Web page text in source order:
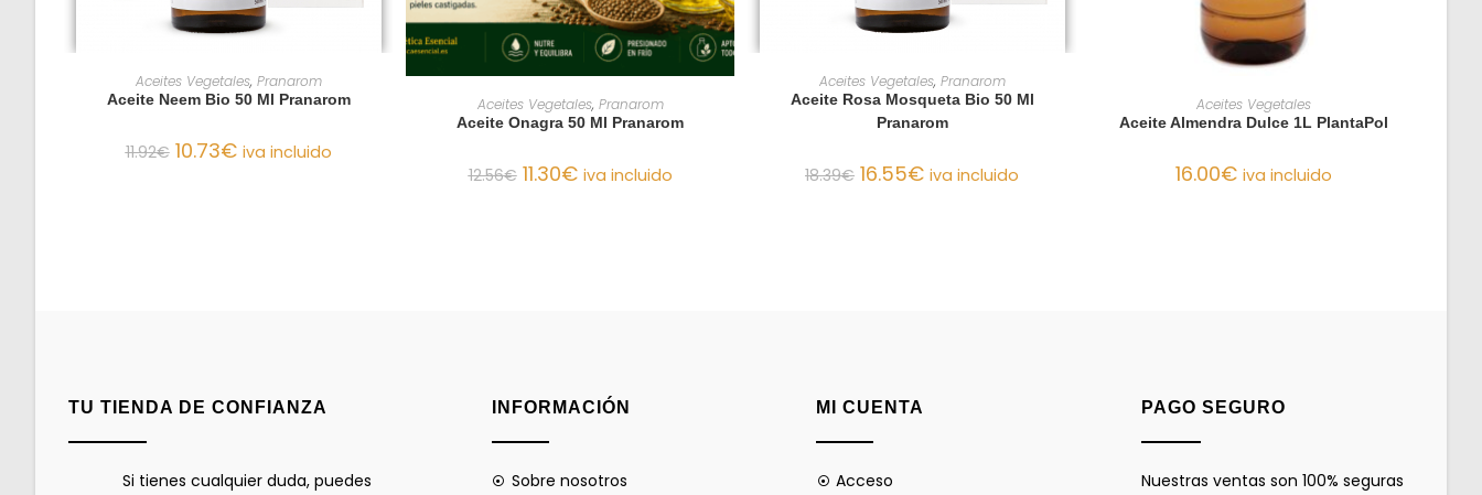
AÑADIR AL CARRITO
Aceites Vegetales, Pranarom
Aceite Neem Bio 50 Ml Pranarom
11.92€ 10.73€ iva incluido
AÑADIR AL CARRITO
Aceites Vegetales, Pranarom
Aceite Onagra 50 Ml Pranarom
12.56€ 11.30€ iva incluido
AÑADIR AL CARRITO
Aceites Vegetales, Pranarom
Aceite Rosa Mosqueta Bio 50 Ml
Pranarom
18.39€ 16.55€ iva incluido
AÑADIR AL CARRITO
Aceites Vegetales
Aceite Almendra Dulce 1L PlantaPol
16.00€ iva incluido
TU TIENDA DE CONFIANZA
Si tienes cualquier duda, puedes
INFORMACIÓN
Sobre nosotros
MI CUENTA
Acceso
PAGO SEGURO
Nuestras ventas son 100% seguras